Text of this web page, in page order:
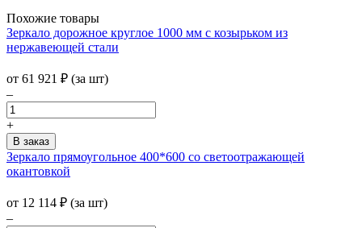
Похожие товары
Зеркало дорожное круглое 1000 мм с козырьком из
нержавеющей стали
от 61 921 ₽ (за шт)
–
+
Зеркало прямоугольное 400*600 со светоотражающей
окантовкой
от 12 114 ₽ (за шт)
–